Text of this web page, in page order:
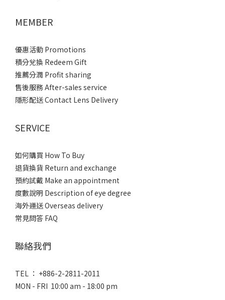
MEMBER
優惠活動 Promotions
積分兌換 Redeem Gift
推薦分潤 Profit sharing
售後服務 After-sales service
隱形配送 Contact Lens Delivery
SERVICE
如何購買 How To Buy
退貨換貨 Return and exchange
預約試戴 Make an appointment
度數說明 Description of eye degree
海外運送 Overseas delivery
常見問答 FAQ
聯絡我們
TEL ： +886-2-2811-2011
MON - FRI 10:00 am - 18:00 pm